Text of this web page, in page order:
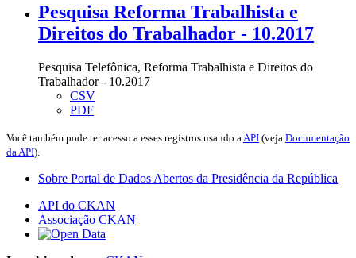
Pesquisa Reforma Trabalhista e
Direitos do Trabalhador - 10.2017
Pesquisa Telefônica, Reforma Trabalhista e Direitos do
Trabalhador - 10.2017
CSV
PDF
Você também pode ter acesso a esses registros usando a API (veja Documentação
da API).
Sobre Portal de Dados Abertos da Presidência da República
API do CKAN
Associação CKAN